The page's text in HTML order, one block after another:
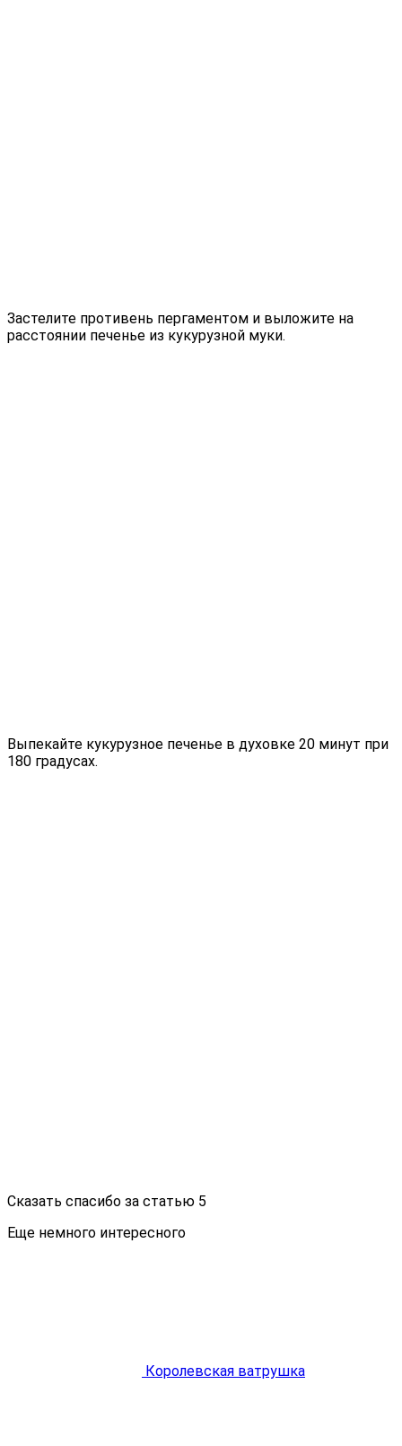
Застелите противень пергаментом и выложите на
расстоянии печенье из кукурузной муки.
Выпекайте кукурузное печенье в духовке 20 минут при
180 градусах.
Сказать спасибо за статью 5
Еще немного интересного
Королевская ватрушка